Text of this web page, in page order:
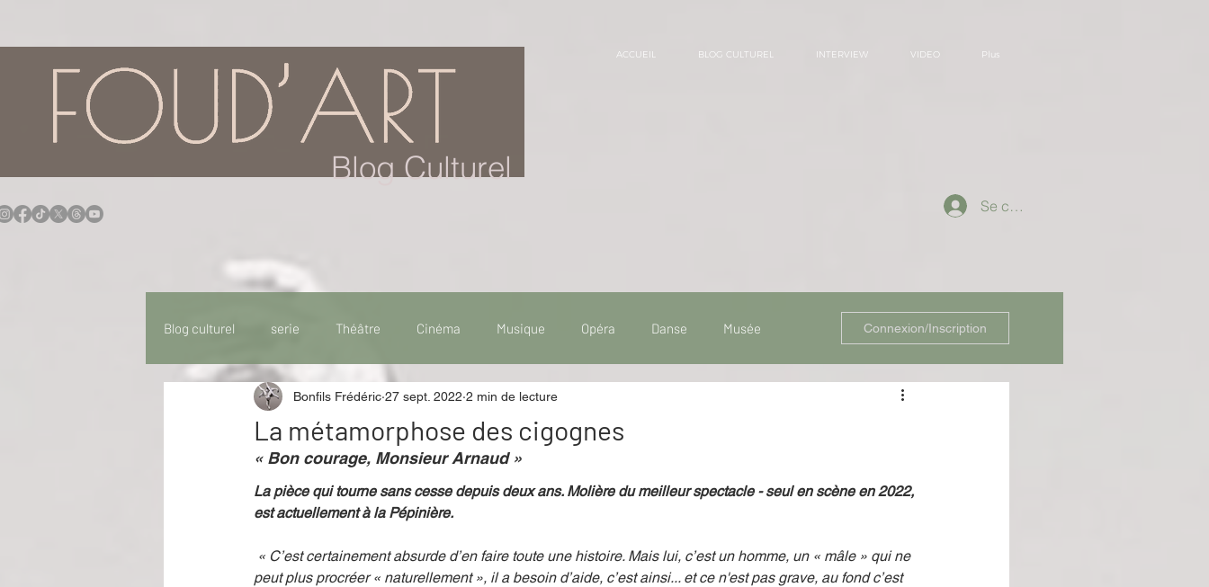
Blog Culturel
ACCUEIL BLOG CULTUREL INTERVIEW VIDEO Plus
Se connecter
Blog culturel serie Théâtre Cinéma Musique Opéra Danse Musée
Idées Sorties Idée de voyage Fooding - Restaurant
Connexion/Inscription
La métamorphose des cigognes
Bonfils Frédéric 27 sept. 2022 2 min de lecture
« Bon courage, Monsieur Arnaud »
La pièce qui tourne sans cesse depuis deux ans. Molière du meilleur spectacle - seul en scène en 2022,
est actuellement à la Pépinière.
peut plus procréer « naturellement », il a besoin d’aide, c’est ainsi... et ce n'est pas grave, au fond c’est